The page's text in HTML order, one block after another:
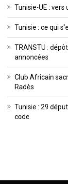
Tunisie-UE : vers
Tunisie : ce qui
TRANSTU :
annoncées
Club Africain
Radès
Tunisie : 29
code